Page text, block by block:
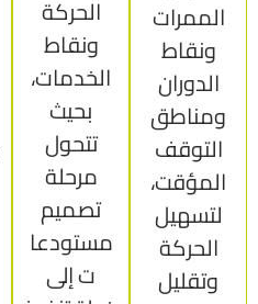
الممرات
ونقاط
الدوران
ومناطق
التوقف
المؤقت،
لتسهيل
الحركة
وتقليل
الحركة
ونقاط
الخدمات،
بحيث
تتحول
مرحلة
تصميم
مستودعا
ت إلى